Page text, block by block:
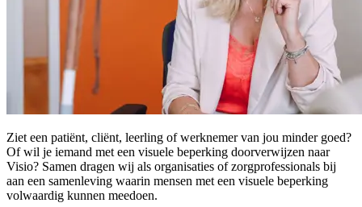
Ziet een patiënt, cliënt, leerling of werknemer van jou minder goed?
Of wil je iemand met een visuele beperking doorverwijzen naar
Visio? Samen dragen wij als organisaties of zorgprofessionals bij
aan een samenleving waarin mensen met een visuele beperking
volwaardig kunnen meedoen.